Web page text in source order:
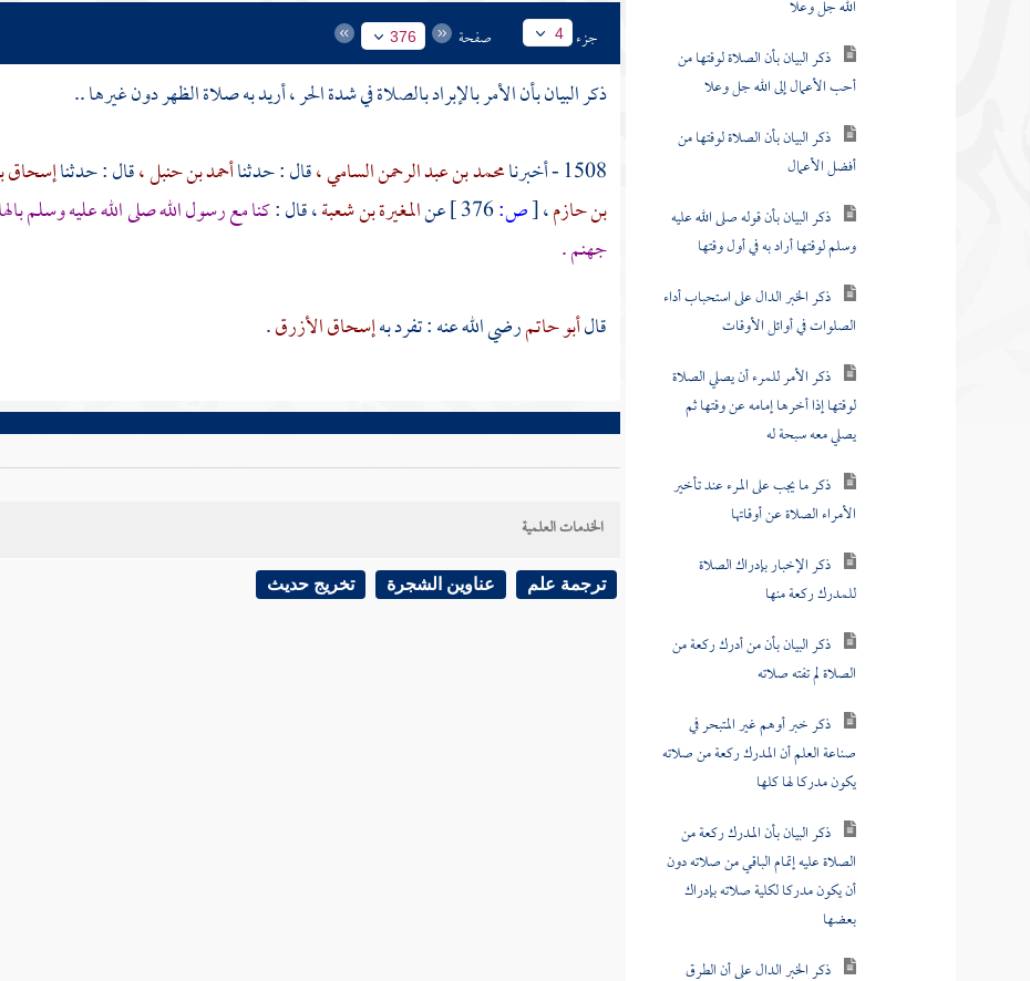
أحب الأعمال إلى الله جل وعلا
أفضل الأعمال
وسلم لوقتها أراد به في أول وقتها
الصلوات في أوائل الأوقات
لوقتها إذا أخرها إمامه عن وقتها ثم
يصلي معه سبحة له
الأمراء الصلاة عن أوقاتها
للمدرك ركعة منها
الصلاة لم تفته صلاته
صناعة العلم أن المدرك ركعة من صلاته
يكون مدركا لها كلها
الصلاة عليه إتمام الباقي من صلاته دون
أن يكون مدركا لكلية صلاته بإدراك
بعضها
المروية في خبر الزهري من أدرك من
جزء 4 صفحة 376
ذكر البيان بأن الأمر بالإبراد بالصلاة في شدة الحر ، أريد به صلاة الظهر دون غيرها ..
1508 - أخبرنا
محمد بن عبد الرحمن السامي ،قال : حدثناأحمد بن حنبل ،قال : حدثناإسحاق
بن حازم،[ص: عنالمغيرة بن شعبة، قال :كنا مع رسول الله صلى الله عليه وسلم
جهنم .
قالأبو حاتمرضي الله عنه : تفرد بهإسحاق الأزرق.
الخدمات العلمية
ترجمة علم عناوين الشجرة تخريج حديث